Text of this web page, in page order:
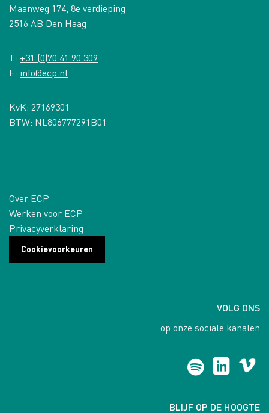
Maanweg 174, 8e verdieping
2516 AB Den Haag
T: +31 (0)70 41 90 309
E: info@ecp.nl
KvK: 27169301
BTW: NL806777291B01
Over ECP
Werken voor ECP
Privacyverklaring
Cookievoorkeuren
VOLG ONS
op onze sociale kanalen
BLIJF OP DE HOOGTE